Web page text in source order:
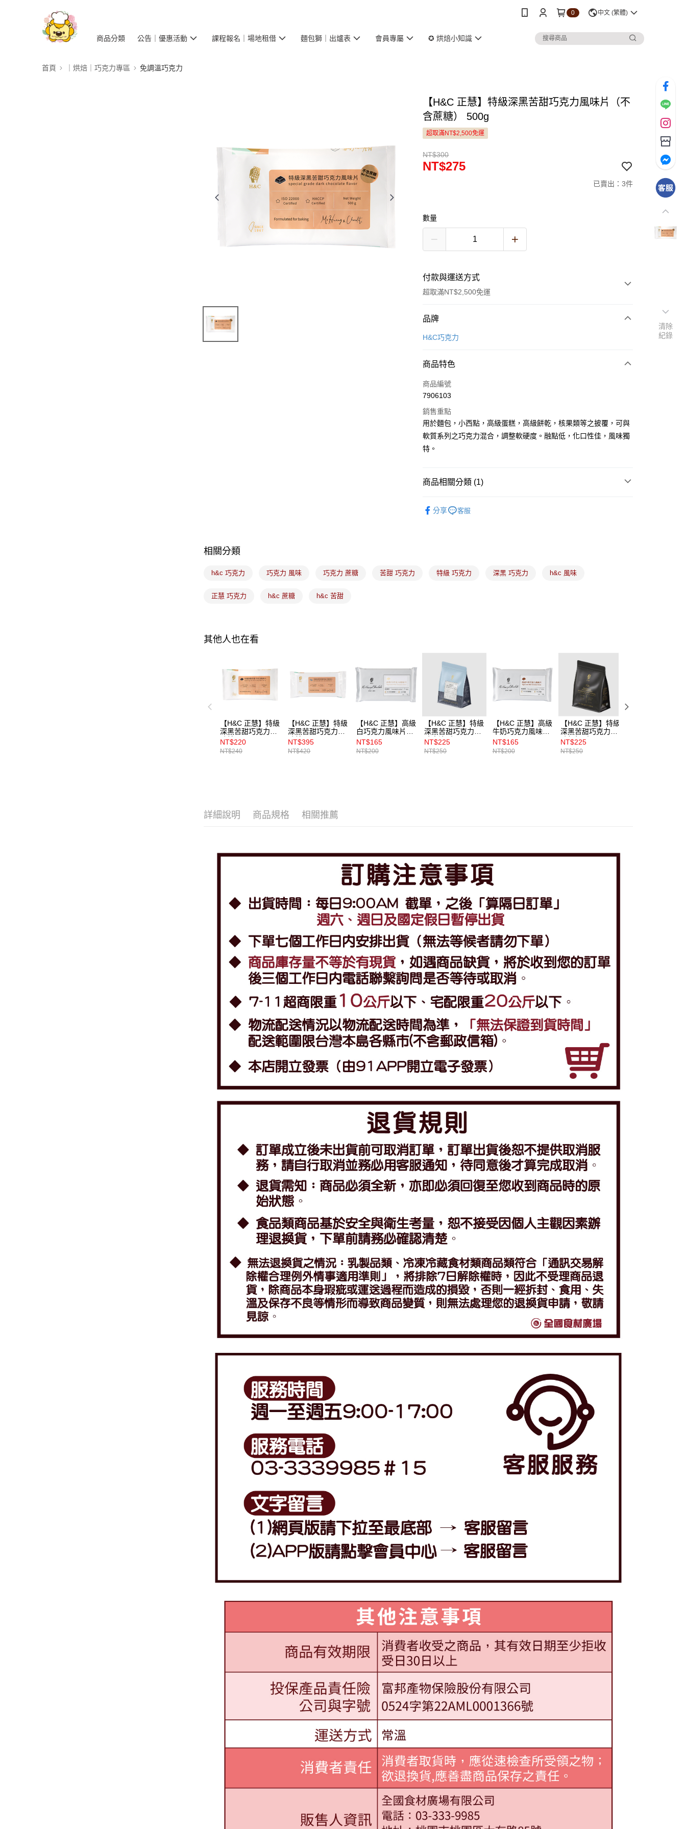
0 中文 (繁體)
商品分類 公告｜優惠活動 課程報名｜場地租借 麵包獅｜出爐表 會員專屬 ✪ 烘焙小知識
首頁 ｜烘焙｜巧克力專區 免調溫巧克力
【H&C 正慧】特級深黑苦甜巧克力風味片（不
含蔗糖） 500g
超取滿NT$2,500免運
NT$300
NT$275
已賣出：3件
數量
付款與運送方式
超取滿NT$2,500免運
付款方式
信用卡一次付款
悠遊付
Google Pay
全盈+PAY
ATM付款
運送方式
每筆NT$200，滿NT$2,500(含以上)免運費
品牌
H&C巧克力
商品特色
商品編號
7906103
銷售重點
用於麵包，小西點，高級蛋糕，高級餅乾，核果類等之披覆，可與
軟質系列之巧克力混合，調整軟硬度。融點低，化口性佳，風味獨
特。
商品相關分類 (1)
分享
客服
相關分類
h&c 巧克力 巧克力 風味 巧克力 蔗糖 苦甜 巧克力 特級 巧克力 深黑 巧克力 h&c 風味
正慧 巧克力 h&c 蔗糖 h&c 苦甜
其他人也在看
【H&C 正慧】特級
深黑苦甜巧克力風
味片 500g
NT$220
NT$240
【H&C 正慧】特級
深黑苦甜巧克力風
味片 1kg
NT$395
NT$420
【H&C 正慧】高級
白巧克力風味片
500g
NT$165
NT$200
【H&C 正慧】特級
深黑苦甜巧克力風
NT$225
NT$250
【H&C 正慧】高級
牛奶巧克力風味片
500g
NT$165
NT$200
【H&C 正慧】特級
深黑苦甜巧克力風
NT$225
NT$250
詳細說明 商品規格 相關推薦
清除
紀錄